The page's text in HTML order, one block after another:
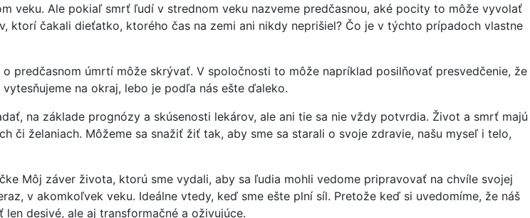
veku. Ale pokiaľ smrť ľudí v strednom veku nazveme predčasnou, aké pocity to môže vyvolať
čakali dieťatko, ktorého čas na zemi ani nikdy neprišiel? Čo je v týchto prípadoch vlastne
predčasnom úmrtí môže skrývať. V spoločnosti to môže napríklad posilňovať presvedčenie, že
na okraj, lebo je podľa nás ešte ďaleko.
na základe prognózy a skúsenosti lekárov, ale ani tie sa nie vždy potvrdia. Život a smrť majú
či želaniach. Môžeme sa snažiť žiť tak, aby sme sa starali o svoje zdravie, našu myseľ i telo,
Môj záver života, ktorú sme vydali, aby sa ľudia mohli vedome pripravovať na chvíle svojej
v akomkoľvek veku. Ideálne vtedy, keď sme ešte plní síl. Pretože keď si uvedomíme, že náš
desivé, ale aj transformačné a oživujúce.